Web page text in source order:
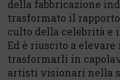
della fabbricazione
trasformato il
culto della celebrità e
Ed è riuscito a
trasformarli in
artisti visionari nella